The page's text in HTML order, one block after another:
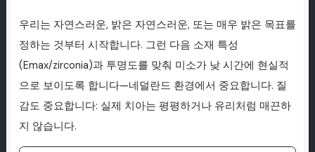
우리는 자연스러운, 밝은 자연스러운, 또는 매우 밝은 목표를
정하는 것부터 시작합니다. 그런 다음 소재 특성
(Emax/zirconia)과 투명도를 맞춰 미소가 낮 시간에 현실적
으로 보이도록 합니다—네덜란드 환경에서 중요합니다. 질
감도 중요합니다: 실제 치아는 평평하거나 유리처럼 매끈하
지 않습니다.